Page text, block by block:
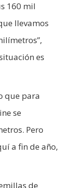
160 mil
llevamos
es
que para
se
Pero
a fin de año,
de